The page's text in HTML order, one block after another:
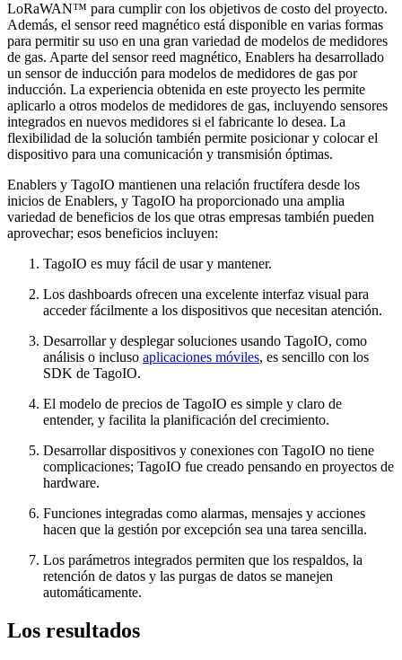
LoRaWAN™ para cumplir con los objetivos de costo del proyecto.
Además, el sensor reed magnético está disponible en varias formas
para permitir su uso en una gran variedad de modelos de medidores
de gas. Aparte del sensor reed magnético, Enablers ha desarrollado
un sensor de inducción para modelos de medidores de gas por
inducción. La experiencia obtenida en este proyecto les permite
aplicarlo a otros modelos de medidores de gas, incluyendo sensores
integrados en nuevos medidores si el fabricante lo desea. La
flexibilidad de la solución también permite posicionar y colocar el
dispositivo para una comunicación y transmisión óptimas.
Enablers y TagoIO mantienen una relación fructífera desde los
inicios de Enablers, y TagoIO ha proporcionado una amplia
variedad de beneficios de los que otras empresas también pueden
aprovechar; esos beneficios incluyen:
TagoIO es muy fácil de usar y mantener.
Los dashboards ofrecen una excelente interfaz visual para
acceder fácilmente a los dispositivos que necesitan atención.
Desarrollar y desplegar soluciones usando TagoIO, como
análisis o incluso aplicaciones móviles, es sencillo con los
SDK de TagoIO.
El modelo de precios de TagoIO es simple y claro de
entender, y facilita la planificación del crecimiento.
Desarrollar dispositivos y conexiones con TagoIO no tiene
complicaciones; TagoIO fue creado pensando en proyectos de
hardware.
Funciones integradas como alarmas, mensajes y acciones
hacen que la gestión por excepción sea una tarea sencilla.
Los parámetros integrados permiten que los respaldos, la
retención de datos y las purgas de datos se manejen
automáticamente.
Los resultados